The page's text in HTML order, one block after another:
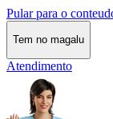
Pular para o
Tem no magalu
Atendimento